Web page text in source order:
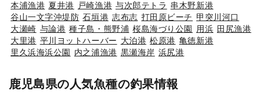
本浦漁港 夏井港 戸崎漁港 与次郎テトラ 串木野新港
谷山一文字沖堤防 石垣港 志布志 打田原ビーチ 甲突川河口
大瀬崎 与論港 種子島・熊野浦 桜島海づり公園 用浜 田尻漁港
大里港 平川ヨットハーバー 大泊港 松原港 亀徳新港
里久浜海浜公園
内之浦漁港 黒瀬海岸 浜尻港
鹿児島県の人気魚種の釣果情報